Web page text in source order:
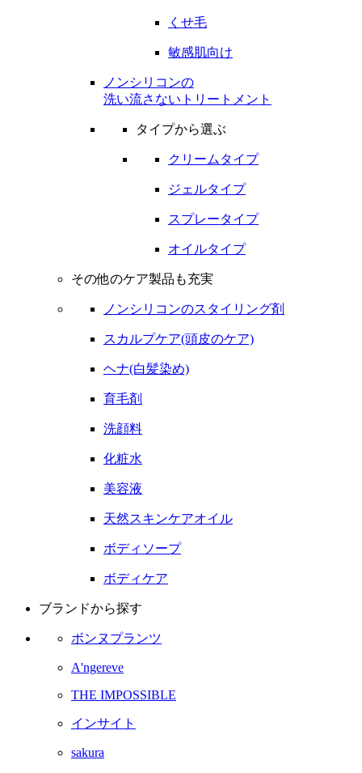
くせ毛
敏感肌向け
ノンシリコンの
洗い流さないトリートメント
タイプから選ぶ
クリームタイプ
ジェルタイプ
スプレータイプ
オイルタイプ
その他のケア製品も充実
ノンシリコンのスタイリング剤
スカルプケア(頭皮のケア)
ヘナ(白髪染め)
育毛剤
洗顔料
化粧水
美容液
天然スキンケアオイル
ボディソープ
ボディケア
ブランドから探す
ボンヌプランツ
A'ngereve
THE IMPOSSIBLE
インサイト
sakura